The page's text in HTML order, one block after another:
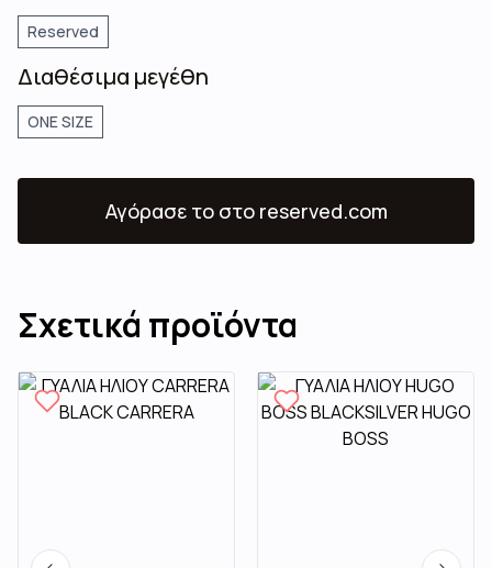
Reserved
Διαθέσιμα μεγέθη
ONE SIZE
Αγόρασε το στο reserved.com
Σχετικά προϊόντα